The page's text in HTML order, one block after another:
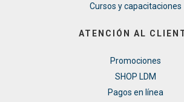
Cursos y capacitaciones
ATENCIÓN AL
Promociones
SHOP LDM
Pagos en línea